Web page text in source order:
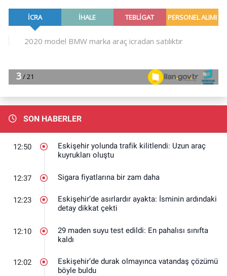
SON HABERLER
12:50
Eskişehir yolunda trafik kilitlendi: Uzun araç
kuyrukları oluştu
12:37 Sigara fiyatlarına bir zam daha
12:23
Eskişehir’de asırlardır ayakta: İsminin ardındaki
detay dikkat çekti
12:10
29 maden suyu test edildi: En pahalısı sınıfta
kaldı
12:02
Eskişehir’de durak olmayınca vatandaş çözümü
böyle buldu